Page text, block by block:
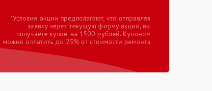
*Условия акции предполагают, что отправляя
заявку через текущую форму акции, вы
получаете купон на 1500 рублей. Купоном
можно оплатить до 25% от стоимости ремонта